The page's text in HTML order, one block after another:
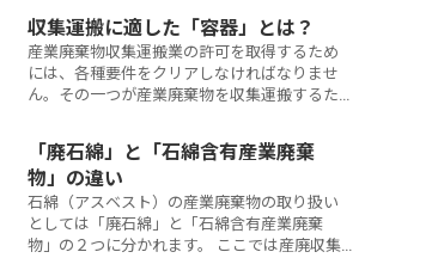
収集運搬に適した「容器」とは？
産業廃棄物収集運搬業の許可を取得するため
には、各種要件をクリアしなければなりませ
ん。その一つが産業廃棄物を収集運搬するた
棄物に適した「運搬容器」を用意しなければ
なりません。
「廃石綿」と「石綿含有産業廃棄
物」の違い
石綿（アスベスト）の産業廃棄物の取り扱い
としては「廃石綿」と「石綿含有産業廃棄
物」の２つに分かれます。 ここでは産廃収集